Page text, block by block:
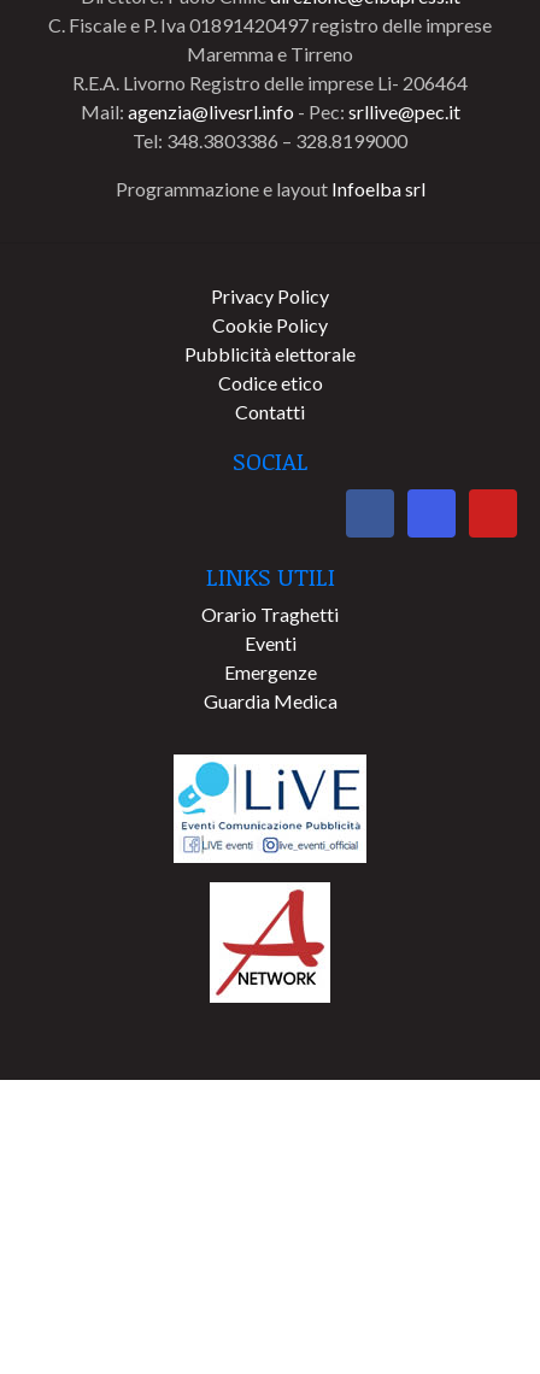
C. Fiscale e P. Iva 01891420497 registro delle imprese
Maremma e Tirreno
R.E.A. Livorno Registro delle imprese Li- 206464
Mail: agenzia@livesrl.info - Pec: srllive@pec.it
Tel: 348.3803386 – 328.8199000
Programmazione e layout Infoelba srl
Privacy Policy
Cookie Policy
Pubblicità elettorale
Codice etico
Contatti
SOCIAL
LINKS UTILI
Orario Traghetti
Eventi
Emergenze
Guardia Medica